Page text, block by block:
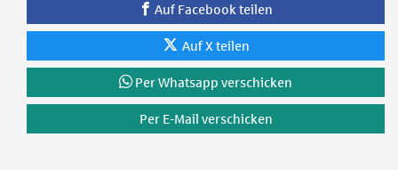
Auf Facebook teilen
Auf X teilen
Per Whatsapp verschicken
Per E-Mail verschicken